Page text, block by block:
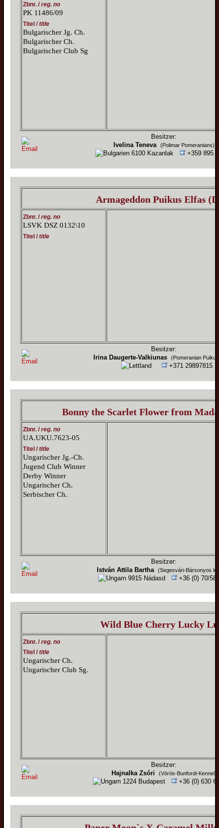
Zbnr. /reg. no
PK 11486/09
Titel /title
Bulgarischer Jg. Ch.
Bulgarischer Ch.
Bulgarischer Club Sg
Besitzer:
Ivelina Teneva
(Polimar Pomeranians)
6100 Kazanlak +359 895
Armageddon Puikus Elfas
Zbnr. /reg. no
LSVK DSZ 0132\10
Titel /title
Besitzer:
Irina Daugerte-Valkiunas
(Pomeranian
+371 29897815
Bonny the Scarlet Flower from
Zbnr. /reg. no
UA.UKU.7623-05
Titel /title
Ungarischer Jg.-Ch.
Jugend Club Winner
Derby Winner
Ungarischer Ch.
Serbischer Ch.
Besitzer:
István Attila Bartha
(Segesvári-Bársonyos
9915 Nádasd +36 (0) 70/
Wild Blue Cherry Lucky
Zbnr. /reg. no
Titel /title
Ungarischer Ch.
Ungarischer Club Sg.
Besitzer:
Hajnalka Zsóri
(Vörös-Bunfordi-Kennel)
1224 Budapest +36 (0) 630